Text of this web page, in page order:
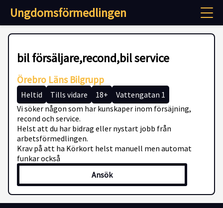
Ungdomsförmedlingen
bil försäljare,recond,bil service
Örebro Läns Bilgrupp
Heltid Tills vidare 18+
Vattengatan 1
Vi söker någon som har kunskaper inom försäjning,
recond och service.
Helst att du har bidrag eller nystart jobb från
arbetsförmedlingen.
Krav på att ha Körkort helst manuell men automat
funkar också
Ansök